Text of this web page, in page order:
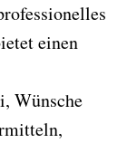
einen
Wünsche